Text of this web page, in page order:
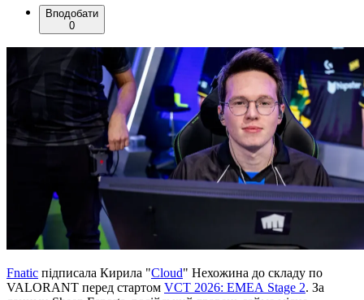
Вподобати
0
Fnatic підписала Кирила "Cloud" Нехожина до складу по
VALORANT перед стартом VCT 2026: EMEA Stage 2. За